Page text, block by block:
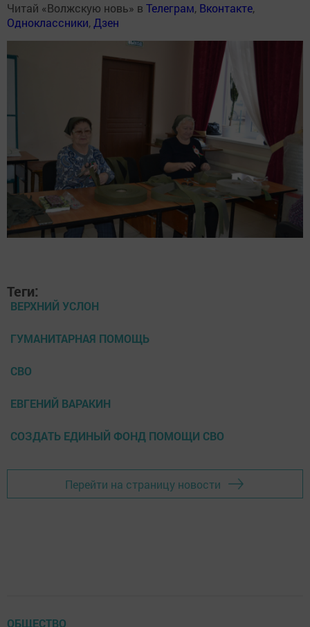
Читай «Волжскую новь» в Телеграм, Вконтакте,
Одноклассники, Дзен
Теги:
ВЕРХНИЙ УСЛОН
ГУМАНИТАРНАЯ ПОМОЩЬ
СВО
ЕВГЕНИЙ ВАРАКИН
СОЗДАТЬ ЕДИНЫЙ ФОНД ПОМОЩИ СВО
Перейти на страницу новости
ОБЩЕСТВО